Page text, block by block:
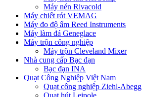
Máy nén Rivacold
Máy chiết rót VEMAG
Máy đo độ ẩm Reed Instruments
Máy làm đá Geneglace
Máy trộn công nghiệp
Máy trộn Cleveland Mixer
Nhà cung cấp Bạc đạn
Bạc đạn INA
Quạt Công Nghiệp Việt Nam
Quạt công nghiệp Ziehl-Abegg
Quạt hút Leipole